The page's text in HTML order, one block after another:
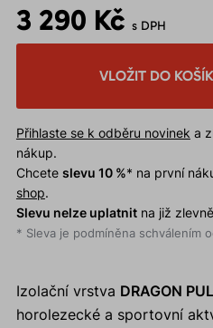
3 290 Kč s DPH
VLOŽIT DO
Přihlaste se k odběru novinek a
nákup.
Chcete slevu 10 %* na první
shop.
Slevu nelze uplatnitna již
* Sleva je podmíněna schválením
Izolační vrstva DRAGON
horolezecké a sportovní